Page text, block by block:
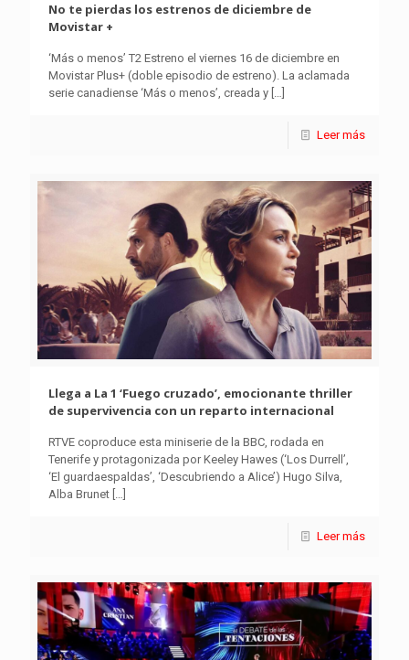
No te pierdas los estrenos de diciembre de
Movistar +
‘Más o menos’ T2 Estreno el viernes 16 de diciembre en
Movistar Plus+ (doble episodio de estreno). La aclamada
serie canadiense ‘Más o menos’, creada y […]
Leer más
Llega a La 1 ‘Fuego cruzado’, emocionante thriller
de supervivencia con un reparto internacional
RTVE coproduce esta miniserie de la BBC, rodada en
Tenerife y protagonizada por Keeley Hawes (‘Los Durrell’,
‘El guardaespaldas’, ‘Descubriendo a Alice’) Hugo Silva,
Alba Brunet […]
Leer más